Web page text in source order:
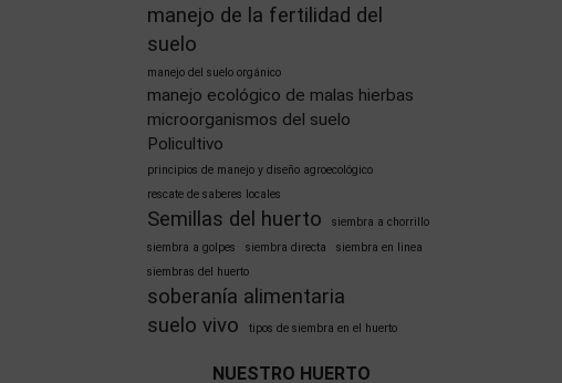
manejo de la fertilidad del
suelo
manejo del suelo orgánico
manejo ecológico de malas hierbas
microorganismos del suelo
Policultivo
principios de manejo y diseño agroecológico
rescate de saberes locales
Semillas del huerto
siembra a chorrillo
siembra a golpes
siembra directa
siembra en linea
siembras del huerto
soberanía alimentaria
suelo vivo
tipos de siembra en el huerto
NUESTRO HUERTO